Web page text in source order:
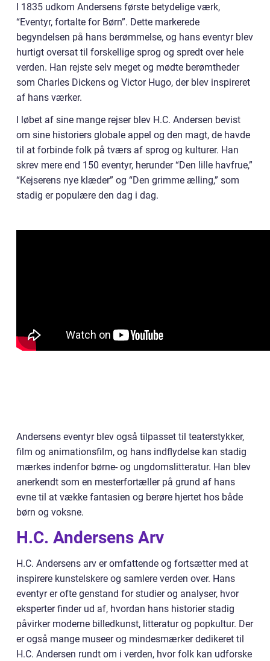
I 1835 udkom Andersens første betydelige værk,
“Eventyr, fortalte for Børn”. Dette markerede
begyndelsen på hans berømmelse, og hans eventyr blev
hurtigt oversat til forskellige sprog og spredt over hele
verden. Han rejste selv meget og mødte berømtheder
som Charles Dickens og Victor Hugo, der blev inspireret
af hans værker.
I løbet af sine mange rejser blev H.C. Andersen bevist
om sine historiers globale appel og den magt, de havde
til at forbinde folk på tværs af sprog og kulturer. Han
skrev mere end 150 eventyr, herunder “Den lille havfrue,”
“Kejserens nye klæder” og “Den grimme ælling,” som
stadig er populære den dag i dag.
Andersens eventyr blev også tilpasset til teaterstykker,
film og animationsfilm, og hans indflydelse kan stadig
mærkes indenfor børne- og ungdomslitteratur. Han blev
anerkendt som en mesterfortæller på grund af hans
evne til at vække fantasien og berøre hjertet hos både
børn og voksne.
H.C. Andersens Arv
H.C. Andersens arv er omfattende og fortsætter med at
inspirere kunstelskere og samlere verden over. Hans
eventyr er ofte genstand for studier og analyser, hvor
eksperter finder ud af, hvordan hans historier stadig
påvirker moderne billedkunst, litteratur og popkultur. Der
er også mange museer og mindesmærker dedikeret til
H.C. Andersen rundt om i verden, hvor folk kan udforske